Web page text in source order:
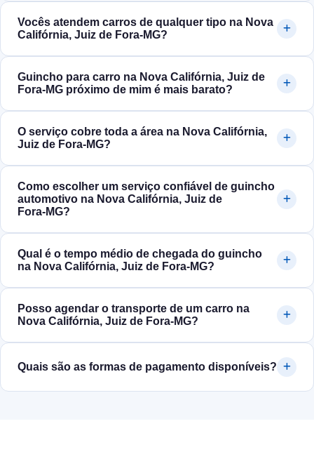
Vocês atendem carros de qualquer tipo na Nova
Califórnia, Juiz de Fora‑MG?
Guincho para carro na Nova Califórnia, Juiz de
Fora‑MG próximo de mim é mais barato?
O serviço cobre toda a área na Nova Califórnia,
Juiz de Fora‑MG?
Como escolher um serviço confiável de guincho
automotivo na Nova Califórnia, Juiz de
Fora‑MG?
Qual é o tempo médio de chegada do guincho
na Nova Califórnia, Juiz de Fora‑MG?
Posso agendar o transporte de um carro na
Nova Califórnia, Juiz de Fora‑MG?
Quais são as formas de pagamento disponíveis?